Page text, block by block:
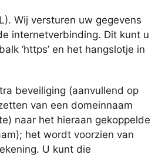
Wij versturen uw gegevens
internetverbinding. Dit kunt u
‘https’ en het hangslotje in
beveiliging (aanvullend op
van een domeinnaam
naar het hieraan gekoppelde
het wordt voorzien van
U kunt die